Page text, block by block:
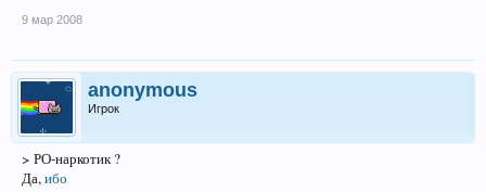
9 мар 2008
anonymous
Игрок
> РО-наркотик ?
Да,ибо